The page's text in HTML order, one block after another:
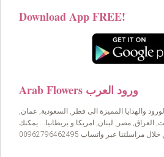
Download App FREE!
Arab Flowers ورود العرب
والهدايا المميزة الى قطر, السعودية, عمان,
العراق, مصر, لبنان, امريكا و بريطانيا… يمكنك
مراسلتنا عبر واتساب 00962796462495